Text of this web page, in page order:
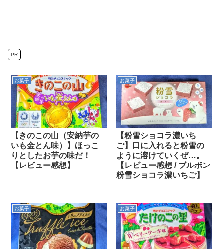
PR
お菓子
【きのこの山（安納芋の
いも金とん味）】ほっこ
りとしたお芋の味だ！
【レビュー感想】
お菓子
【粉雪ショコラ濃いち
ご】口に入れると粉雪の
ように溶けていくぜ…。
【レビュー感想 / ブルボン
粉雪ショコラ濃いちご】
お菓子 お菓子